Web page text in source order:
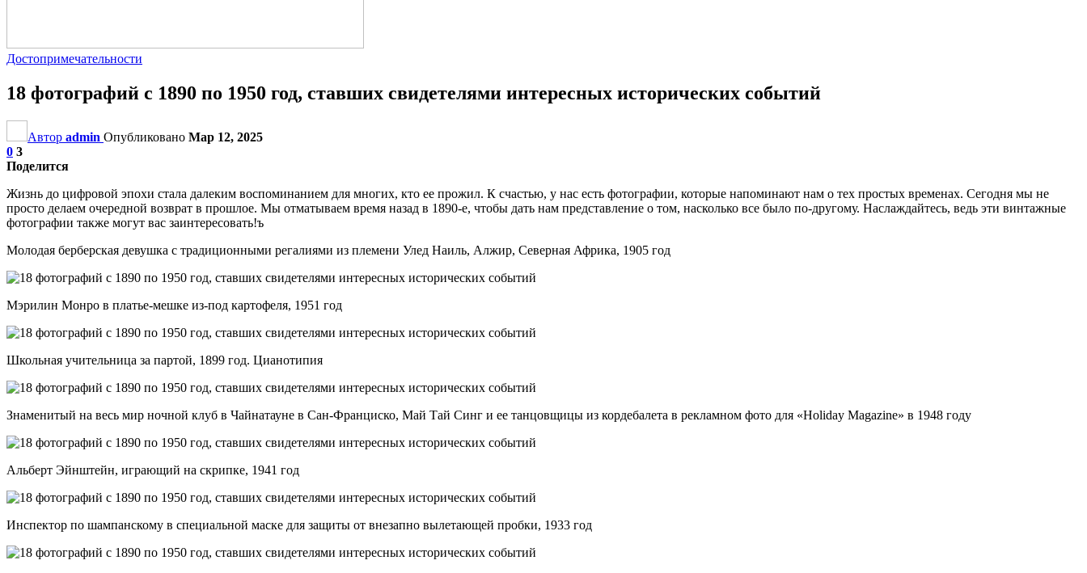
Достопримечательности
18 фотографий с 1890 по 1950 год, ставших свидетелями интересных исторических событий
Автор admin Опубликовано Мар 12, 2025
0 3
Поделится
Жизнь до цифровой эпохи стала далеким воспоминанием для многих, кто ее прожил. К счастью, у нас есть фотографии, которые напоминают нам о тех простых временах. Сегодня мы не
просто делаем очередной возврат в прошлое. Мы отматываем время назад в 1890-е, чтобы дать нам представление о том, насколько все было по-другому. Наслаждайтесь, ведь эти винтажные
фотографии также могут вас заинтересовать!ъ
Молодая берберская девушка с традиционными регалиями из племени Улед Наиль, Алжир, Северная Африка, 1905 год
Мэрилин Монро в платье-мешке из-под картофеля, 1951 год
Школьная учительница за партой, 1899 год. Цианотипия
Знаменитый на весь мир ночной клуб в Чайнатауне в Сан-Франциско, Май Тай Синг и ее танцовщицы из кордебалета в рекламном фото для «Holiday Magazine» в 1948 году
Альберт Эйнштейн, играющий на скрипке, 1941 год
Инспектор по шампанскому в специальной маске для защиты от внезапно вылетающей пробки, 1933 год